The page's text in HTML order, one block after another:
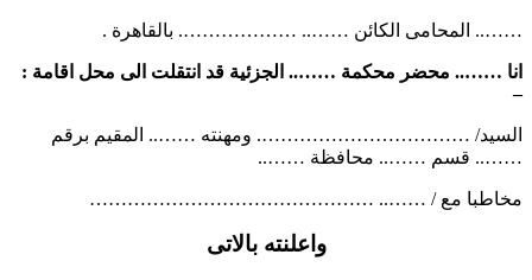
…….. المحامى الكائن …….. ………………. بالقاهرة .
انا …….. محضر محكمة …….. الجزئية قد انتقلت الى محل اقامة :
–
السيد/ ……………………………. ومهنته …….. المقيم برقم
…….. قسم …….. محافظة ……..
مخاطبا مع / …….. ………………………………………
واعلنته بالاتى